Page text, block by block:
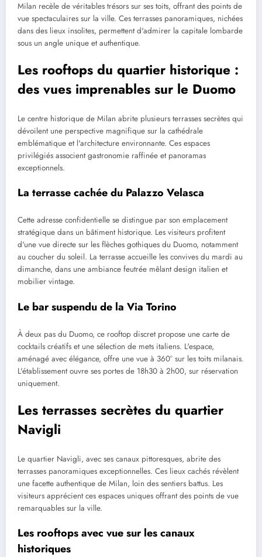
Milan recèle de véritables trésors sur ses toits, offrant des points de
vue spectaculaires sur la ville. Ces terrasses panoramiques, nichées
dans des lieux insolites, permettent d'admirer la capitale lombarde
sous un angle unique et authentique.
Les rooftops du quartier historique :
des vues imprenables sur le Duomo
Le centre historique de Milan abrite plusieurs terrasses secrètes qui
dévoilent une perspective magnifique sur la cathédrale
emblématique et l'architecture environnante. Ces espaces
privilégiés associent gastronomie raffinée et panoramas
exceptionnels.
La terrasse cachée du Palazzo Velasca
Cette adresse confidentielle se distingue par son emplacement
stratégique dans un bâtiment historique. Les visiteurs profitent
d'une vue directe sur les flèches gothiques du Duomo, notamment
au coucher du soleil. La terrasse accueille les convives du mardi au
dimanche, dans une ambiance feutrée mêlant design italien et
mobilier vintage.
Le bar suspendu de la Via Torino
À deux pas du Duomo, ce rooftop discret propose une carte de
cocktails créatifs et une sélection de mets italiens. L'espace,
aménagé avec élégance, offre une vue à 360° sur les toits milanais.
L'établissement ouvre ses portes de 18h30 à 2h00, sur réservation
uniquement.
Les terrasses secrètes du quartier
Navigli
Le quartier Navigli, avec ses canaux pittoresques, abrite des
terrasses panoramiques exceptionnelles. Ces lieux cachés révèlent
une facette authentique de Milan, loin des sentiers battus. Les
visiteurs apprécient ces espaces uniques offrant des points de vue
remarquables sur la ville.
Les rooftops avec vue sur les canaux
historiques